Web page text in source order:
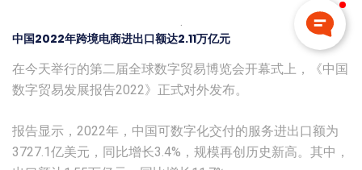
.
中国2022年跨境电商进出口额达2.11万亿元
在今天举行的第二届全球数字贸易博览会开幕式上，《中国
数字贸易发展报告2022》正式对外发布。
报告显示，2022年，中国可数字化交付的服务进出口额为
3727.1亿美元，同比增长3.4%，规模再创历史新高。其中，